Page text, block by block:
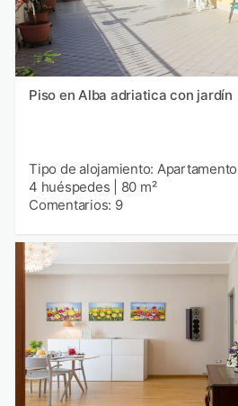
Piso en Alba adriatica con jardín
Tipo de alojamiento: Apartamento
4 huéspedes
80 m²
Comentarios: 9